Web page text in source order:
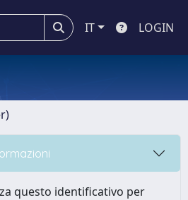
IT LOGIN
questo identificativo per